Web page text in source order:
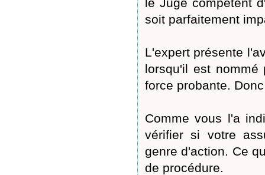
soit parfaitement
L'expert présente
lorsqu'il est
force probante.
Comme vous l'a
vérifier si votre
genre d'action. Ce
de procédure.